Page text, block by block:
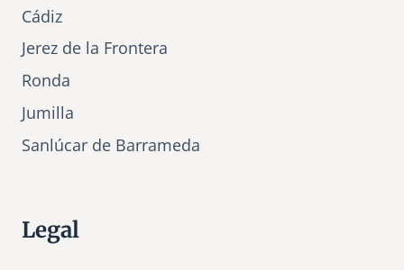
Cádiz
Jerez de la Frontera
Ronda
Jumilla
Sanlúcar de Barrameda
Legal